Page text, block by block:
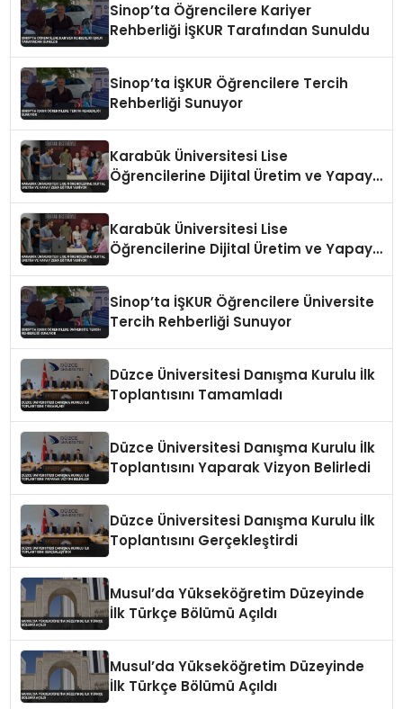
Sinop’ta Öğrencilere Kariyer
Rehberliği İŞKUR Tarafından Sunuldu
Sinop’ta İŞKUR Öğrencilere Tercih
Rehberliği Sunuyor
Karabük Üniversitesi Lise
Öğrencilerine Dijital Üretim ve Yapay
Karabük Üniversitesi Lise
Öğrencilerine Dijital Üretim ve Yapay
Sinop’ta İŞKUR Öğrencilere Üniversite
Tercih Rehberliği Sunuyor
Düzce Üniversitesi Danışma Kurulu İlk
Toplantısını Tamamladı
Düzce Üniversitesi Danışma Kurulu İlk
Toplantısını Yaparak Vizyon Belirledi
Düzce Üniversitesi Danışma Kurulu İlk
Toplantısını Gerçekleştirdi
Musul’da Yükseköğretim Düzeyinde
İlk Türkçe Bölümü Açıldı
Musul’da Yükseköğretim Düzeyinde
İlk Türkçe Bölümü Açıldı